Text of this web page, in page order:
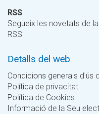
RSS
Segueix les novetats de
RSS
Detalls del web
Condicions generals d'ús
Política de privacitat
Política de Cookies
Informació de la Seu